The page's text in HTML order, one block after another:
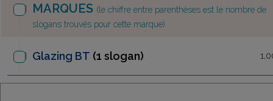
MARQUES (le chiffre entre parenthèses est le nombre de
slogans trouvés pour cette marque)
Glazing BT (1 slogan)